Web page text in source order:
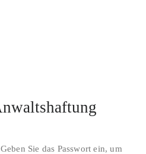
Sie das Passwort ein, um